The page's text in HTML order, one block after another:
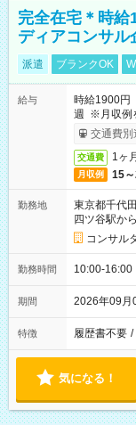
完全在宅＊時給
ディアコンサル
派遣 ブランクOK
給与
時給1900円
週 ※月収例
ービス利用
交通費別
交通費 1ヶ
月収例 15
勤務地
東京都千代
四ツ谷駅か
コンサル
勤務時間 10:00-16:00
期間 2026年09
特徴 履歴書不要 /
気になる！